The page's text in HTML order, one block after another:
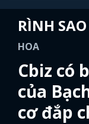
RÌNH SAO
HOA
Cbiz có
của
cơ đắp